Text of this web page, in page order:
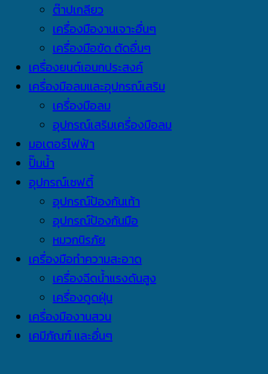
ต๊าปเกลียว
เครื่องมืองานเจาะอื่นๆ
เครื่องมือขัด ตัดอื่นๆ
เครื่องยนต์เอนกประสงค์
เครื่องมือลมและอุปกรณ์เสริม
เครื่องมือลม
อุปกรณ์เสริมเครื่องมือลม
มอเตอร์ไฟฟ้า
ปั๊มน้ำ
อุปกรณ์เซฟตี้
อุปกรณ์ป้องกันเท้า
อุปกรณ์ป้องกันมือ
หมวกนิรภัย
เครื่องมือทำความสะอาด
เครื่องฉีดน้ำแรงดันสูง
เครื่องดูดฝุ่น
เครื่องมืองานสวน
เคมีภัณฑ์ และอื่นๆ